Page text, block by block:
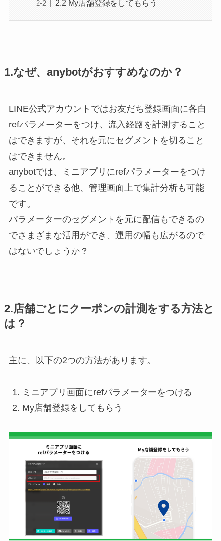
2.2 My店舗登録をしてもらう
1.なぜ、anybotがおすすめなのか？
LINE公式アカウントではお友だち登録画面に各自
refパラメーターをつけ、流入経路を計測すること
はできますが、それを元にセグメントを切ること
はできません。
anybotでは、ミニアプリにrefパラメーターをつけ
ることができる他、管理画面上で集計分析も可能
です。
パラメーターのセグメントを元に配信もできるの
でさまざまな活用ができ、運用の幅も広がるので
はないでしょうか？
2.店舗ごとにクーポンの計測をする方法と
は？
主に、以下の2つの方法があります。
ミニアプリ画面にrefパラメーターをつける
My店舗登録をしてもらう